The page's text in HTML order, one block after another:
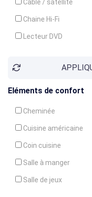
Cable / satellite
Chaine Hi-Fi
Lecteur DVD
Eléments de confort
Cheminée
Cuisine américaine
Coin cuisine
Salle à manger
Salle de jeux